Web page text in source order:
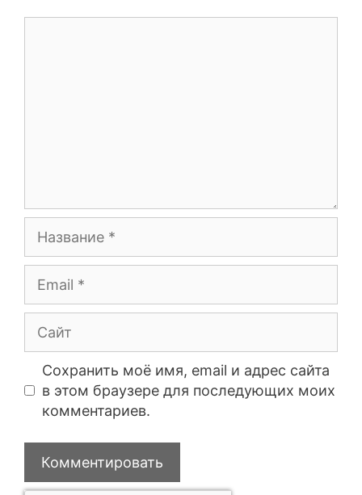
Сохранить моё имя, email и адрес сайта
в этом браузере для последующих моих
комментариев.